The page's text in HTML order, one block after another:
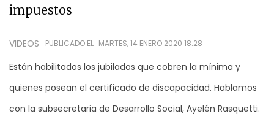
impuestos
VIDEOS PUBLICADO EL MARTES, 14 ENERO 2020 18:28
Están habilitados los jubilados que cobren la mínima y
quienes posean el certificado de discapacidad. Hablamos
con la subsecretaria de Desarrollo Social, Ayelén Rasquetti.